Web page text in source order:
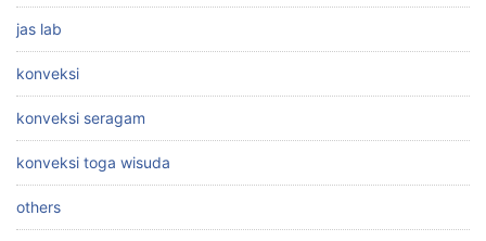
jas lab
konveksi
konveksi seragam
konveksi toga wisuda
others